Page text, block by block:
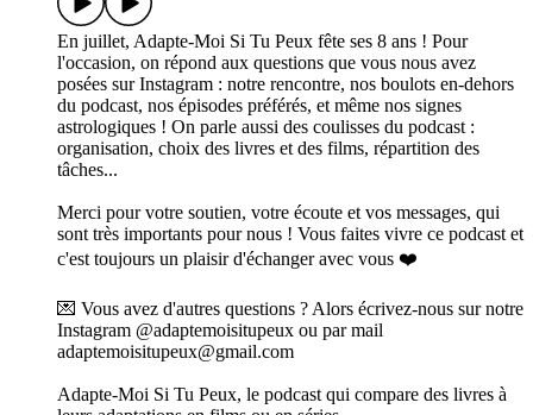
En juillet, Adapte-Moi Si Tu Peux fête ses 8 ans ! Pour
l'occasion, on répond aux questions que vous nous avez
posées sur Instagram : notre rencontre, nos boulots en-dehors
du podcast, nos épisodes préférés, et même nos signes
astrologiques ! On parle aussi des coulisses du podcast :
organisation, choix des livres et des films, répartition des
tâches...
Merci pour votre soutien, votre écoute et vos messages, qui
sont très importants pour nous ! Vous faites vivre ce podcast et
c'est toujours un plaisir d'échanger avec vous ❤️
💌 Vous avez d'autres questions ? Alors écrivez-nous sur notre
Instagram @adaptemoisitupeux ou par mail
adaptemoisitupeux@gmail.com
Adapte-Moi Si Tu Peux, le podcast qui compare des livres à